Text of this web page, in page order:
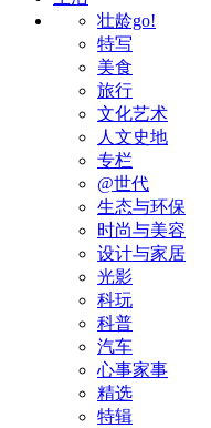
壮龄go!
特写
美食
旅行
文化艺术
人文史地
专栏
@世代
生态与环保
时尚与美容
设计与家居
光影
科玩
科普
汽车
心事家事
精选
特辑